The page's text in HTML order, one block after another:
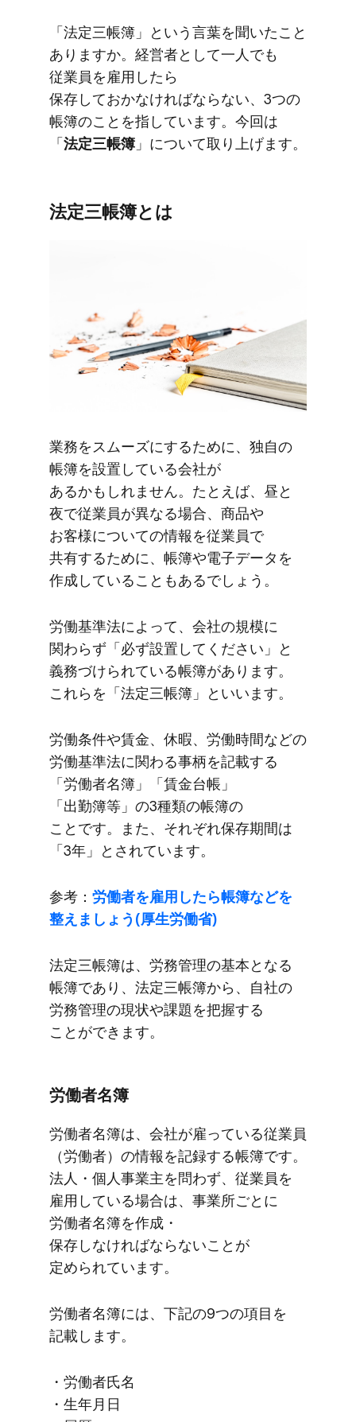
「法定三帳簿」と​いう​言葉を​聞いた​こと​
ありますか。​経営者と​して​一人でも​
従業員を​雇用したら​
保存しておかなければならない、​3つの​
帳簿の​ことを​指しています。​今回は​
「法定三帳簿 」に​ついて​取り上げます。
法定三帳簿とは
業務を​スムーズに​する​ために、​独自の​
帳簿を​設置している​会社が​
あるかもしれません。​たとえば、​昼と​
夜で​従業員が​異なる​場合、​商品や​
お客様に​ついての​情報を​従業員で​
共有する​ために、​帳簿や​電子データを​
作成している​こともあるでしょう。
労働基準法に​よって、​会社の​規模に​
関わらず​「必ず​設置してください」と​
義務づけられている​帳簿が​あります。​
これらを​「法定三帳簿」と​いいます。
労働条件や​賃金、​休暇、​労働時間などの​
労働基準法に​関わる​事柄を​記載する​
「労働者名簿」​「賃金台帳」​
「出勤簿等」の​3種類の​帳簿の​
ことです。​また、​それぞれ保存期間は​
「3年」と​されています。
参考： 労働者を​雇用したら​帳簿などを​
整えましょう​(厚生労働省)
法定三帳簿は、​労務管理の​基本と​なる​
帳簿であり、​法定三帳簿から、​自社の​
労務管理の​現状や​課題を​把握する​
ことができます。
労働者名簿
労働者名簿は、​会社が​雇っている​従業員​
（労働者）の​情報を​記録する​帳簿です。​
法人・個人事業主を​問わず、​従業員を​
雇用している​場合は、​事業所ごとに​
労働者名簿を​作成・​
保存しなければならない​ことが​
定められています。
労働者名簿には、​下記の​9つの​項目を​
記載します。
・労働者氏名
・​生年月​日